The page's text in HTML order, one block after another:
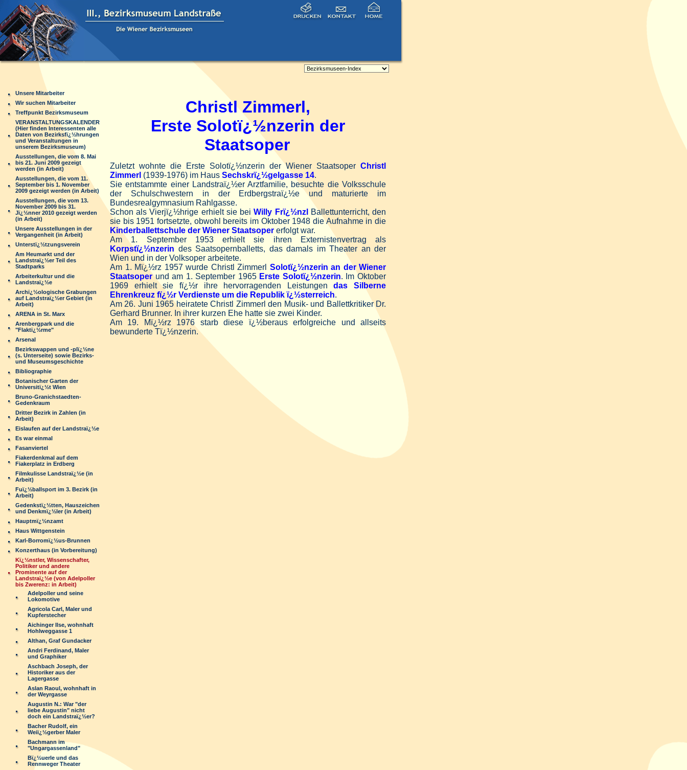
Unsere Mitarbeiter
Wir suchen Mitarbeiter
Treffpunkt Bezirksmuseum
VERANSTALTUNGSKALENDER
(Hier finden Interessenten alle
Daten von Bezirksfï¿½hrungen
und Veranstaltungen in
unserem Bezirksmuseum)
Ausstellungen, die vom 8. Mai
bis 21. Juni 2009 gezeigt
werden (in Arbeit)
Ausstellungen, die vom 11.
September bis 1. November
2009 gezeigt werden (in Arbeit)
Ausstellungen, die vom 13.
November 2009 bis 31.
Jï¿½nner 2010 gezeigt werden
(in Arbeit)
Unsere Ausstellungen in der
Vergangenheit (in Arbeit)
Unterstï¿½tzungsverein
Am Heumarkt und der
Landstraï¿½er Teil des
Stadtparks
Arbeiterkultur und die
Landstraï¿½e
Archï¿½ologische Grabungen
auf Landstraï¿½er Gebiet (in
Arbeit)
ARENA in St. Marx
Arenbergpark und die
"Flaktï¿½rme"
Arsenal
Bezirkswappen und -plï¿½ne
(s. Unterseite) sowie Bezirks-
und Museumsgeschichte
Bibliographie
Botanischer Garten der
Universitï¿½t Wien
Bruno-Granichstaedten-
Gedenkraum
Dritter Bezirk in Zahlen (in
Arbeit)
Eislaufen auf der Landstraï¿½e
Es war einmal
Fasanviertel
Fiakerdenkmal auf dem
Fiakerplatz in Erdberg
Filmkulisse Landstraï¿½e (in
Arbeit)
Fuï¿½ballsport im 3. Bezirk (in
Arbeit)
Gedenkstï¿½tten, Hauszeichen
und Denkmï¿½ler (in Arbeit)
Hauptmï¿½nzamt
Haus Wittgenstein
Karl-Borromï¿½us-Brunnen
Konzerthaus (in Vorbereitung)
Kï¿½nstler, Wissenschafter,
Politiker und andere
Prominente auf der
Landstraï¿½e (von Adelpoller
bis Zwerenz: in Arbeit)
Adelpoller und seine
Lokomotive
Agricola Carl, Maler und
Kupferstecher
Aichinger Ilse, wohnhaft
Hohlweggasse 1
Althan, Graf Gundacker
Andri Ferdinand, Maler
und Graphiker
Aschbach Joseph, der
Historiker aus der
Lagergasse
Aslan Raoul, wohnhaft in
der Weyrgasse
Augustin N.: War "der
liebe Augustin" nicht
doch ein Landstraï¿½er?
Bacher Rudolf, ein
Weiï¿½gerber Maler
Bachmann im
"Ungargassenland"
Bï¿½uerle und das
Rennweger Theater
Christl Zimmerl,
Erste Solotï¿½nzerin der
Staatsoper
Zuletzt wohnte die Erste Solotï¿½nzerin der Wiener Staatsoper Christl
Zimmerl (1939-1976) im Haus Sechskrï¿½gelgasse 14.
Sie entstammte einer Landstraï¿½er Arztfamilie, besuchte die Volksschule
der Schulschwestern in der Erdbergstraï¿½e und maturierte im
Bundesrealgymnasium Rahlgasse.
Schon als Vierjï¿½hrige erhielt sie beiWilly Frï¿½nzl
Ballettunterricht, den
sie bis 1951 fortsetzte, obwohl bereits im Oktober 1948 die Aufnahme in die
Kinderballettschule der Wiener Staatsoper erfolgt war.
Am 1. September 1953 erhielt sie ihren Externistenvertrag als
Korpstï¿½nzerin des Saatsopernballetts, das damals im Theater an der
Wien und in der Volksoper arbeitete.
Am 1. Mï¿½rz 1957 wurde Christl Zimmerl Solotï¿½nzerin an der Wiener
Staatsoper und am 1. September 1965 Erste Solotï¿½nzerin. Im Oktober
1969 erhielt sie fï¿½r ihre hervorragenden Leistungendas Silberne
Ehrenkreuz fï¿½r Verdienste um die Republik ï¿½sterreich.
Am 26. Juni 1965 heiratete Christl Zimmerl den Musik- und Ballettkritiker Dr.
Gerhard Brunner. In ihrer kurzen Ehe hatte sie zwei Kinder.
Am 19. Mï¿½rz 1976 starb diese ï¿½beraus erfolgreiche und allseits
bewunderte Tï¿½nzerin.